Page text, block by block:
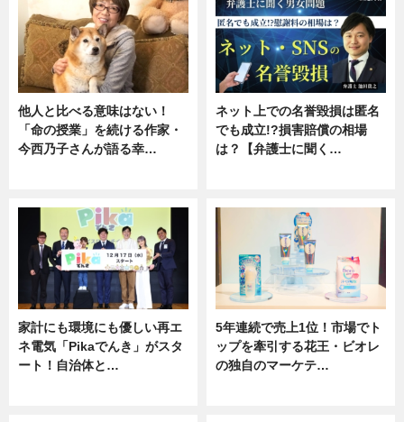
他人と比べる意味はない！
「命の授業」を続ける作家・
今西乃子さんが語る幸…
ネット上での名誉毀損は匿名
でも成立!?損害賠償の相場
は？【弁護士に聞く…
家計にも環境にも優しい再エ
ネ電気「Pikaでんき」がスタ
ート！自治体と…
5年連続で売上1位！市場でト
ップを牽引する花王・ビオレ
の独自のマーケテ…